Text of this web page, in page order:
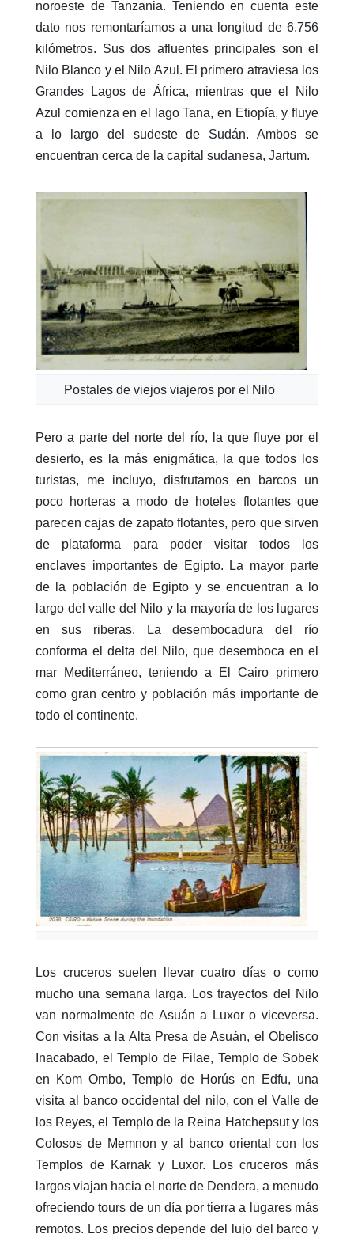
noroeste de Tanzania. Teniendo en cuenta este
dato nos remontaríamos a una longitud de 6.756
kilómetros. Sus dos afluentes principales son el
Nilo Blanco y el Nilo Azul. El primero atraviesa los
Grandes Lagos de África, mientras que el Nilo
Azul comienza en el lago Tana, en Etiopía, y fluye
a lo largo del sudeste de Sudán. Ambos se
encuentran cerca de la capital sudanesa, Jartum.
Postales de viejos viajeros por el Nilo
Pero a parte del norte del río, la que fluye por el
desierto, es la más enigmática, la que todos los
turistas, me incluyo, disfrutamos en barcos un
poco horteras a modo de hoteles flotantes que
parecen cajas de zapato flotantes, pero que sirven
de plataforma para poder visitar todos los
enclaves importantes de Egipto. La mayor parte
de la población de Egipto y se encuentran a lo
largo del valle del Nilo y la mayoría de los lugares
en sus riberas. La desembocadura del río
conforma el delta del Nilo, que desemboca en el
mar Mediterráneo, teniendo a El Cairo primero
como gran centro y población más importante de
todo el continente.
Los cruceros suelen llevar cuatro días o como
mucho una semana larga. Los trayectos del Nilo
van normalmente de Asuán a Luxor o viceversa.
Con visitas a la Alta Presa de Asuán, el Obelisco
Inacabado, el Templo de Filae, Templo de Sobek
en Kom Ombo, Templo de Horús en Edfu, una
visita al banco occidental del nilo, con el Valle de
los Reyes, el Templo de la Reina Hatchepsut y los
Colosos de Memnon y al banco oriental con los
Templos de Karnak y Luxor. Los cruceros más
largos viajan hacia el norte de Dendera, a menudo
ofreciendo tours de un día por tierra a lugares más
remotos. Los precios depende del lujo del barco y